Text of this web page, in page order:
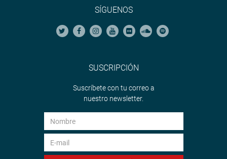
SÍGUENOS
SUSCRIPCIÓN
Suscríbete con tu correo a
nuestro newsletter.